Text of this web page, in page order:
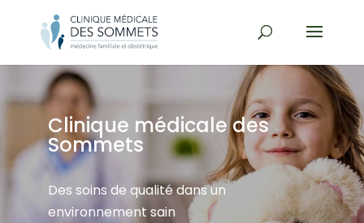
Clinique médicale des
Sommets
Des soins de qualité dans un
environnement sain